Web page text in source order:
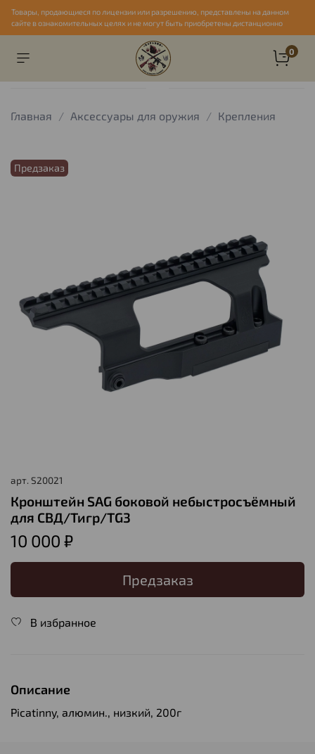
Товары, продающиеся по лицензии или разрешению, представлены на данном
сайте в ознакомительных целях и не могут быть приобретены дистанционно
0
Главная Аксессуары для оружия Крепления
Предзаказ
арт. S20021
Кронштейн SAG боковой небыстросъёмный
для СВД/Тигр/TG3
10 000 ₽
Предзаказ
В избранное
Описание
Picatinny, алюмин., низкий, 200г